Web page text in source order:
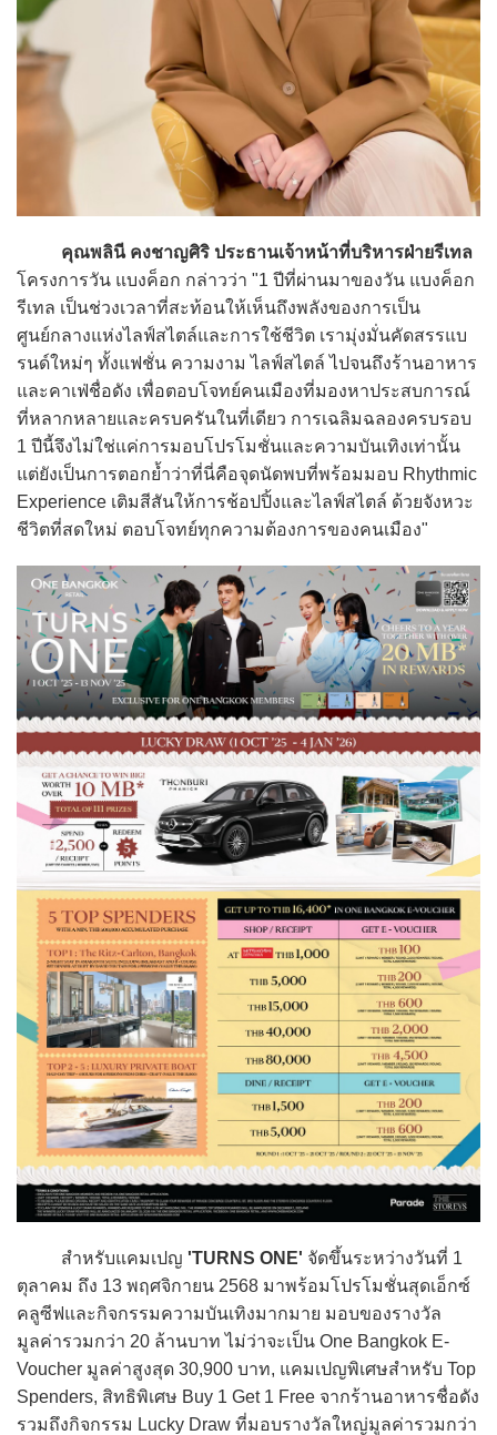
คุณพลินี คงชาญศิริ ประธานเจ้าหน้าที่บริหารฝ่ายรีเทล
โครงการวัน แบงค็อก กล่าวว่า "1 ปีที่ผ่านมาของวัน แบงค็อก
รีเทล เป็นช่วงเวลาที่สะท้อนให้เห็นถึงพลังของการเป็น
ศูนย์กลางแห่งไลฟ์สไตล์และการใช้ชีวิต เรามุ่งมั่นคัดสรรแบ
รนด์ใหม่ๆ ทั้งแฟชั่น ความงาม ไลฟ์สไตล์ ไปจนถึงร้านอาหาร
และคาเฟ่ชื่อดัง เพื่อตอบโจทย์คนเมืองที่มองหาประสบการณ์
ที่หลากหลายและครบครันในที่เดียว การเฉลิมฉลองครบรอบ
1 ปีนี้จึงไม่ใช่แค่การมอบโปรโมชั่นและความบันเทิงเท่านั้น
แต่ยังเป็นการตอกย้ำว่าที่นี่คือจุดนัดพบที่พร้อมมอบ Rhythmic
Experience เติมสีสันให้การช้อปปิ้งและไลฟ์สไตล์ ด้วยจังหวะ
ชีวิตที่สดใหม่ ตอบโจทย์ทุกความต้องการของคนเมือง"
สำหรับแคมเปญ 'TURNS ONE' จัดขึ้นระหว่างวันที่ 1
ตุลาคม ถึง 13 พฤศจิกายน 2568 มาพร้อมโปรโมชั่นสุดเอ็กซ์
คลูซีฟและกิจกรรมความบันเทิงมากมาย มอบของรางวัล
มูลค่ารวมกว่า 20 ล้านบาท ไม่ว่าจะเป็น One Bangkok E-
Voucher มูลค่าสูงสุด 30,900 บาท, แคมเปญพิเศษสำหรับ Top
Spenders, สิทธิพิเศษ Buy 1 Get 1 Free จากร้านอาหารชื่อดัง
รวมถึงกิจกรรม Lucky Draw ที่มอบรางวัลใหญ่มูลค่ารวมกว่า